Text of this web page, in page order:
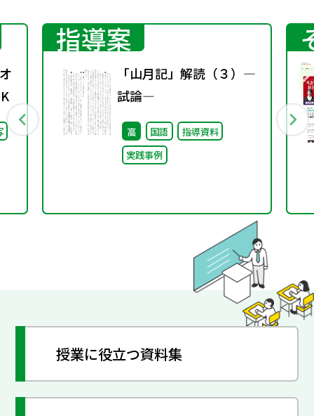
指導案
「山月記」解読（３）―
試論―
高 国語
指導資料
実践事例
授業に役立つ資料集